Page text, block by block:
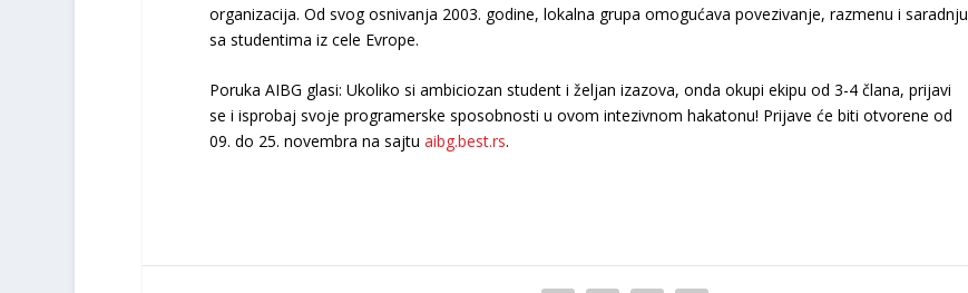
organizacija. Od svog osnivanja 2003. godine, lokalna grupa omogućava povezivanje, razmenu i saradnju
sa studentima iz cele Evrope.
Poruka AIBG glasi: Ukoliko si ambiciozan student i željan izazova, onda okupi ekipu od 3-4 člana, prijavi
se i isprobaj svoje programerske sposobnosti u ovom intezivnom hakatonu! Prijave će biti otvorene od
09. do 25. novembra na sajtu aibg.best.rs.